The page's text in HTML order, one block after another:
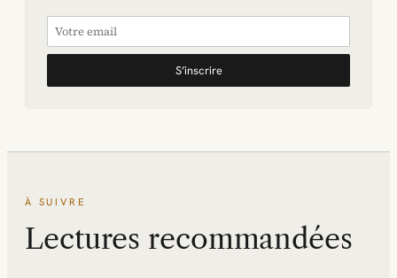
S’inscrire
À SUIVRE
Lectures recommandées